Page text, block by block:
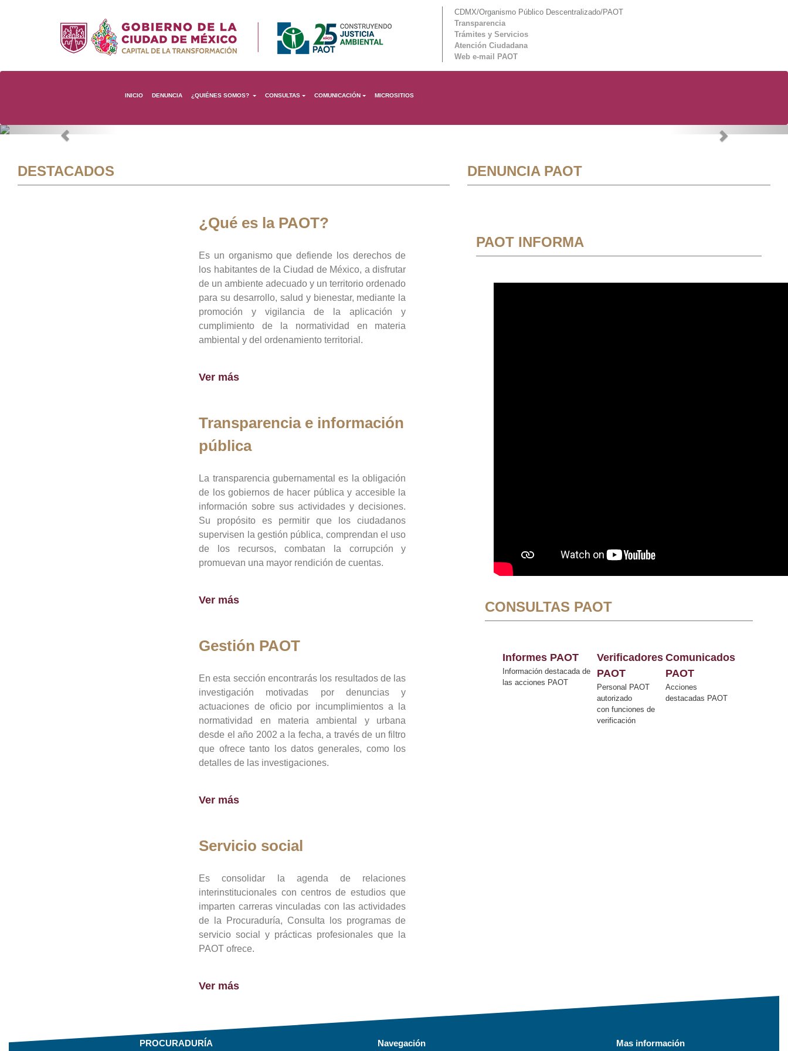
CDMX/Organismo Público Descentralizado/PAOT
Transparencia
Trámites y Servicios
Atención Ciudadana
Web e-mail PAOT
INICIO DENUNCIA ¿QUIÉNES SOMOS? CONSULTAS COMUNICACIÓN MICROSITIOS
Previous Next
DESTACADOS
¿Qué es la PAOT?
Es un organismo que defiende los derechos de
los habitantes de la Ciudad de México, a disfrutar
de un ambiente adecuado y un territorio ordenado
para su desarrollo, salud y bienestar, mediante la
promoción y vigilancia de la aplicación y
cumplimiento de la normatividad en materia
ambiental y del ordenamiento territorial.
Ver más
Transparencia e información
pública
La transparencia gubernamental es la obligación
de los gobiernos de hacer pública y accesible la
información sobre sus actividades y decisiones.
Su propósito es permitir que los ciudadanos
supervisen la gestión pública, comprendan el uso
de los recursos, combatan la corrupción y
promuevan una mayor rendición de cuentas.
Ver más
Gestión PAOT
En esta sección encontrarás los resultados de las
investigación motivadas por denuncias y
actuaciones de oficio por incumplimientos a la
normatividad en materia ambiental y urbana
desde el año 2002 a la fecha, a través de un filtro
que ofrece tanto los datos generales, como los
detalles de las investigaciones.
Ver más
Servicio social
Es consolidar la agenda de relaciones
interinstitucionales con centros de estudios que
imparten carreras vinculadas con las actividades
de la Procuraduría, Consulta los programas de
servicio social y prácticas profesionales que la
PAOT ofrece.
Ver más
DENUNCIA PAOT
PAOT INFORMA
CONSULTAS PAOT
Informes PAOT
Información destacada de
las acciones PAOT
Verificadores
PAOT
Personal PAOT
autorizado
con funciones de
verificación
Comunicados
PAOT
Acciones
destacadas PAOT
PROCURADURÍA Navegación Mas información